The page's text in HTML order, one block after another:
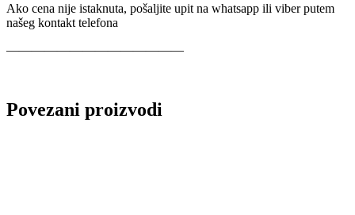
Ako cena nije istaknuta, pošaljite upit na whatsapp ili viber putem
našeg kontakt telefona
——————————————
Povezani proizvodi